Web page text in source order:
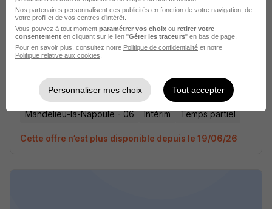
Temporis Interim
Mandelieu-la-Napoule - 06 Intérim Temps partiel
Cette offre n’est plus disponible depuis le 19/06/26
Nos partenaires personnalisent ces publicités en fonction de votre navigation, de
votre profil et de vos centres d’intérêt.
Vous pouvez à tout moment paramétrer vos choix ou retirer votre
consentement en cliquant sur le lien "Gérer les traceurs" en bas de page.
Pour en savoir plus, consultez notre Politique de confidentialité et notre
Politique relative aux cookies
Personnaliser mes choix Tout accepter